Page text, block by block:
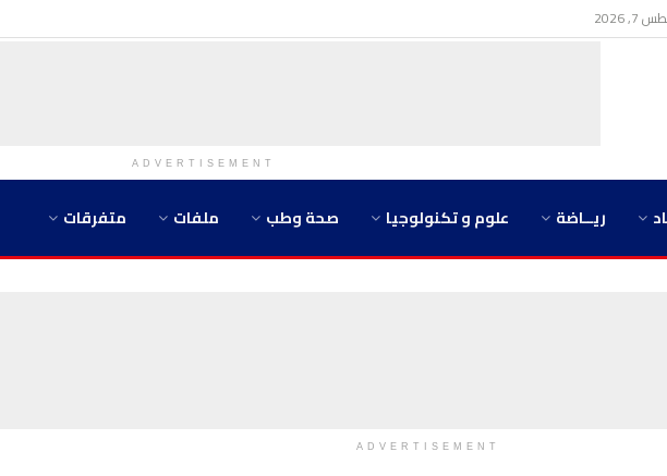
2026
ADVERTISEMENT
ريــاضة علوم و تكنولوجيا صحة وطب ملفات متفرقات
ADVERTISEMENT